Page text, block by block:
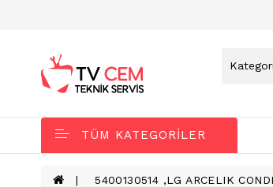
TÜM KATEGORILER
5400130514 ,LG ARCELIK